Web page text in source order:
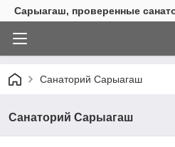
Сарыагаш, проверенные
Санаторий Сарыагаш
Санаторий Сарыагаш